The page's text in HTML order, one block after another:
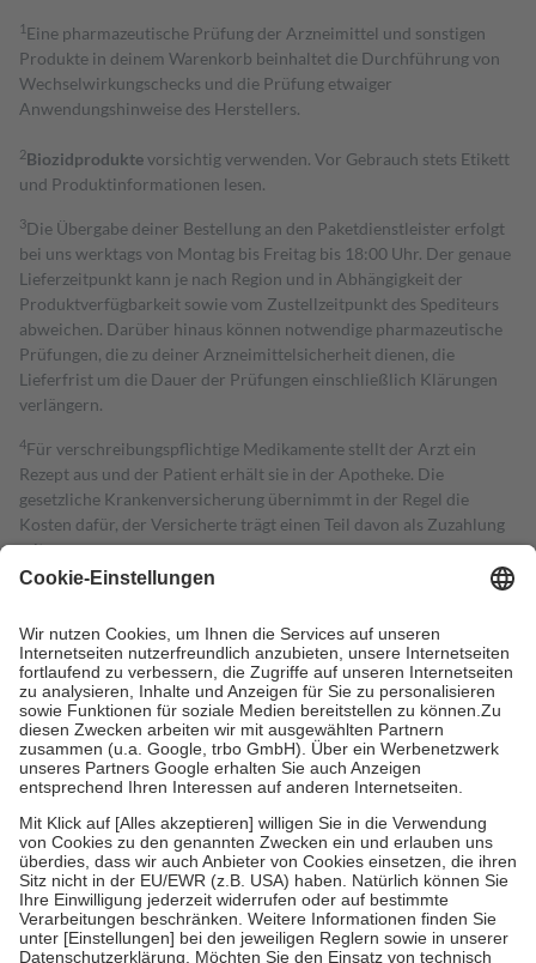
1 Eine pharmazeutische Prüfung der Arzneimittel und sonstigen
Produkte in deinem Warenkorb beinhaltet die Durchführung von
Wechselwirkungschecks und die Prüfung etwaiger
Anwendungshinweise des Herstellers.
2Biozidproduktevorsichtig verwenden. Vor Gebrauch stets Etikett
und Produktinformationen lesen.
3Die Übergabe deiner Bestellung an den Paketdienstleister erfolgt
bei uns werktags von Montag bis Freitag bis 18:00 Uhr. Der genaue
Lieferzeitpunkt kann je nach Region und in Abhängigkeit der
Produktverfügbarkeit sowie vom Zustellzeitpunkt des Spediteurs
abweichen. Darüber hinaus können notwendige pharmazeutische
Prüfungen, die zu deiner Arzneimittelsicherheit dienen, die
Lieferfrist um die Dauer der Prüfungen einschließlich Klärungen
verlängern.
4Für verschreibungspflichtige Medikamente stellt der Arzt ein
Rezept aus und der Patient erhält sie in der Apotheke. Die
gesetzliche Krankenversicherung übernimmt in der Regel die
Kosten dafür, der Versicherte trägt einen Teil davon als Zuzahlung
mit.
Grundsätzlich leisten Mitglieder Zuzahlungen in Höhe von zehn
höchstens zehn Euro.
Es sind jedoch nie mehr als die tatsächlichen
Kosten der Leistung zu entrichten.
Diese Regeln gelten grundsätzlich auch für Online-Apotheken.
Bei Heilmitteln und häuslicher Krankenpflege beträgt die
Zuzahlung zehn Prozent der Kosten sowie zehn Euro je
Verordnung.
Um das Engagement der Versicherten für ihre eigene Gesundheit zu
stärken und die besondere Stellung der Familie zu unterstützen,
fallenkeine Zuzahlungenan bei:
• Kindern und Jugendlichen bis zum vollendeten 18. Lebensjahr
mit Ausnahme der Fahrkosten
• Untersuchungen zur Vorsorge und Früherkennung, die von der
GKV getragen werden
• empfohlenen Schutzimpfungen